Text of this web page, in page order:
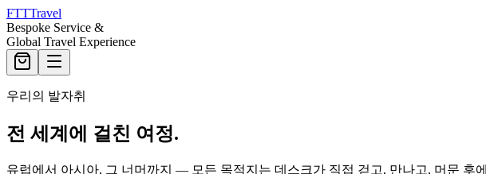
FTTTravel
Bespoke Service &
Global Travel Experience
우리의 발자취
전 세계에 걸친 여정.
유럽에서 아시아, 그 너머까지 — 모든 목적지는 데스크가 직접 걷고, 만나고, 머문 후